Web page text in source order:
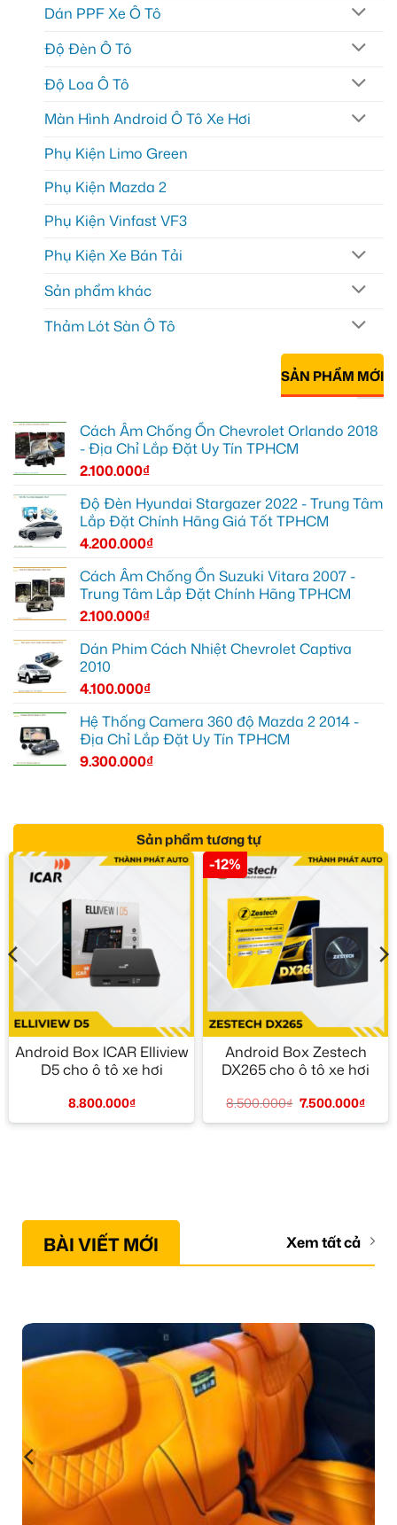
Dán PPF Xe Ô Tô
Độ Đèn Ô Tô
Độ Loa Ô Tô
Màn Hình Android Ô Tô Xe Hơi
Phụ Kiện Limo Green
Phụ Kiện Mazda 2
Phụ Kiện Vinfast VF3
Phụ Kiện Xe Bán Tải
Sản phẩm khác
Thảm Lót Sàn Ô Tô
SẢN PHẨM MỚI
Cách Âm Chống Ồn Chevrolet Orlando 2018
- Địa Chỉ Lắp Đặt Uy Tín TPHCM
2.100.000₫
Độ Đèn Hyundai Stargazer 2022 - Trung Tâm
Lắp Đặt Chính Hãng Giá Tốt TPHCM
4.200.000₫
Cách Âm Chống Ồn Suzuki Vitara 2007 -
Trung Tâm Lắp Đặt Chính Hãng TPHCM
2.100.000₫
Dán Phim Cách Nhiệt Chevrolet Captiva
2010
4.100.000₫
Hệ Thống Camera 360 độ Mazda 2 2014 -
Địa Chỉ Lắp Đặt Uy Tín TPHCM
9.300.000₫
Sản phẩm tương tự
Android Box ICAR Elliview
D5 cho ô tô xe hơi
8.800.000₫
-12%
Android Box Zestech
DX265 cho ô tô xe hơi
8.500.000₫ 7.500.000₫
BÀI VIẾT MỚI Xem tất cả